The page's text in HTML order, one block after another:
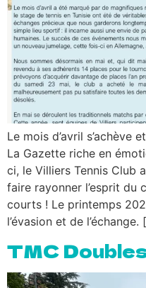
Le mois d’avril s’achève
La Gazette riche en
ci, le Villiers Tennis Club
faire rayonner l’esprit du
courts ! Le printemps
l’évasion et de l’échange.
TMC